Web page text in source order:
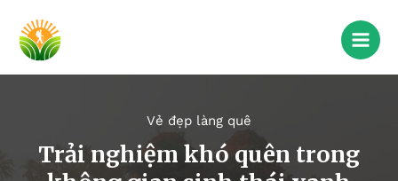
Vẻ đẹp làng quê
Trải nghiệm khó quên trong